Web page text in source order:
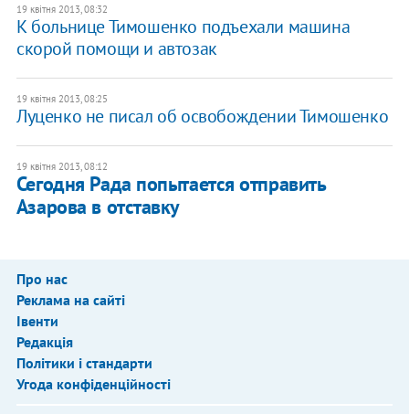
19 квітня 2013, 08:32
К больнице Тимошенко подъехали машина
скорой помощи и автозак
19 квітня 2013, 08:25
Луценко не писал об освобождении Тимошенко
19 квітня 2013, 08:12
Сегодня Рада попытается отправить
Азарова в отставку
Про нас
Реклама на сайті
Івенти
Редакція
Політики і стандарти
Угода конфіденційності